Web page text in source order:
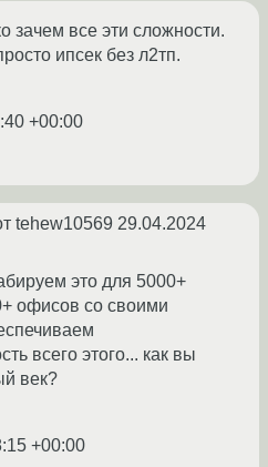
зачем все эти сложности.
ипсек без л2тп.
+00:00
tehew10569 29.04.2024
это для 5000+
офисов со своими
всего этого... как вы
век?
+00:00